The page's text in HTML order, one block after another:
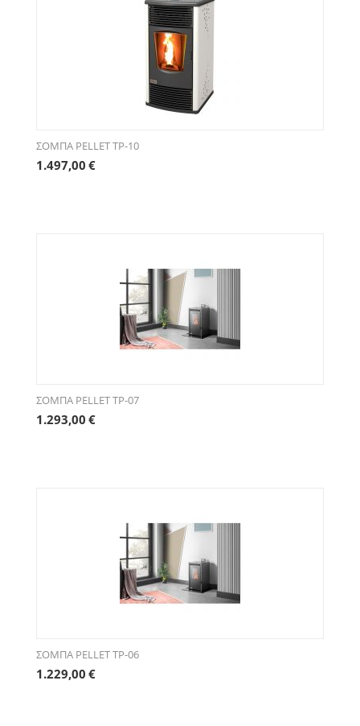
ΣΟΜΠΑ PELLET TP-10
1.497,00 €
ΣΟΜΠΑ PELLET TP-07
1.293,00 €
ΣΟΜΠΑ PELLET TP-06
1.229,00 €